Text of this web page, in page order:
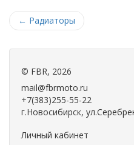
← Радиаторы
© FBR, 2026
mail@fbrmoto.ru
+7(383)255-55-22
г.Новосибирск,
Личный кабинет